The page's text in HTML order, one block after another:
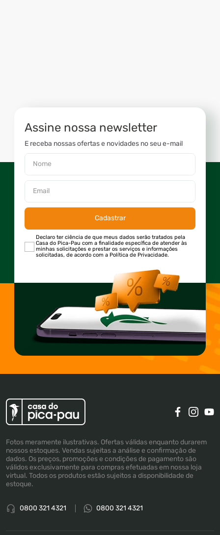
Assine nossa newsletter
E receba nossas ofertas e novidades no seu e-mail
Cadastrar
Declaro ter ciência de que meus dados serão tratados pela
Casa do Pica-Pau com a finalidade específica de atender às
minhas solicitações e prestar os serviços e informações
solicitadas, de acordo com a Política de Privacidade.
Fotos meramente ilustrativas. Ofertas válidas enquanto durarem
nossos estoques. Vendas sujeitas a análise e confirmação de
dados. Os preços, promoções e condições de pagamento são
válidos exclusivamente para compras efetuadas em nossa loja
virtual. Todos os produtos estão sujeitos a disponibilidade de
estoque.
0800 321 4321 0800 321 4321